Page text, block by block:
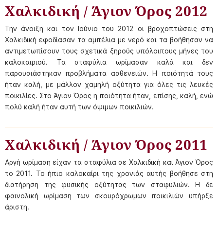
Χαλκιδική / Άγιον Όρος 2012
Την άνοιξη και τον Ιούνιο του 2012 οι βροχοπτώσεις στη
Χαλκιδική εφοδίασαν τα αμπέλια με νερό και τα βοήθησαν να
αντιμετωπίσουν τους σχετικά ξηρούς υπόλοιπους μήνες του
καλοκαιριού. Τα σταφύλια ωρίμασαν καλά και δεν
παρουσιάστηκαν προβλήματα ασθενειών. Η ποιότητά τους
ήταν καλή, με μάλλον χαμηλή οξύτητα για όλες τις λευκές
ποικιλίες. Στο Άγιον Όρος η ποιότητα ήταν, επίσης, καλή, ενώ
πολύ καλή ήταν αυτή των όψιμων ποικιλιών.
Χαλκιδική / Άγιον Όρος 2011
Αργή ωρίμαση είχαν τα σταφύλια σε Χαλκιδική και Άγιον Όρος
το 2011. Το ήπιο καλοκαίρι της χρονιάς αυτής βοήθησε στη
διατήρηση της φυσικής οξύτητας των σταφυλιών. Η δε
φαινολική ωρίμαση των σκουρόχρωμων ποικιλιών υπήρξε
άριστη.